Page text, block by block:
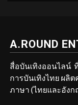
A.ROUND
สื่อบันเทิงออนไลน์
การบันเทิงไทย ผลิ
ภาษา (ไทยและอังก